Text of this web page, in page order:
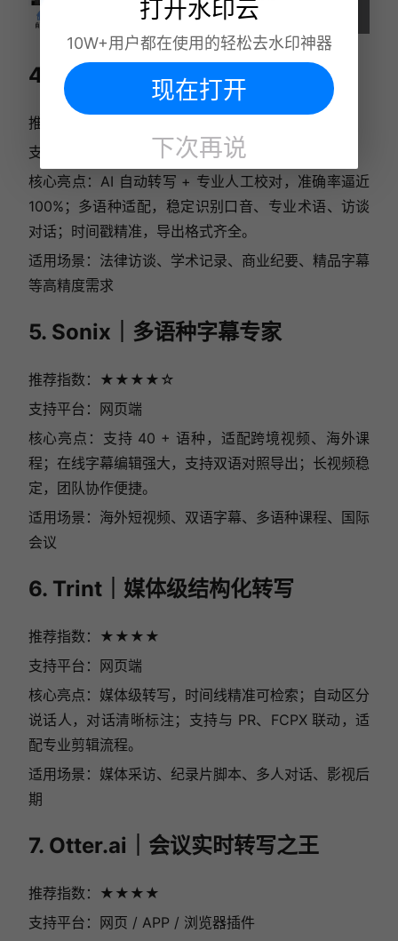
4. Rev｜AI + 人工双轨精准
推荐指数：★★★★☆
支持平台：网页端
核心亮点：AI 自动转写 + 专业人工校对，准确率逼近
100%；多语种适配，稳定识别口音、专业术语、访谈
对话；时间戳精准，导出格式齐全。
适用场景：法律访谈、学术记录、商业纪要、精品字幕
等高精度需求
5. Sonix｜多语种字幕专家
推荐指数：★★★★☆
支持平台：网页端
核心亮点：支持 40 + 语种，适配跨境视频、海外课
程；在线字幕编辑强大，支持双语对照导出；长视频稳
定，团队协作便捷。
适用场景：海外短视频、双语字幕、多语种课程、国际
会议
6. Trint｜媒体级结构化转写
推荐指数：★★★★
支持平台：网页端
核心亮点：媒体级转写，时间线精准可检索；自动区分
说话人，对话清晰标注；支持与 PR、FCPX 联动，适
配专业剪辑流程。
适用场景：媒体采访、纪录片脚本、多人对话、影视后
期
7. Otter.ai｜会议实时转写之王
推荐指数：★★★★
支持平台：网页 / APP / 浏览器插件
打开水印云
10W+用户都在使用的轻松去水印神器
现在打开
下次再说